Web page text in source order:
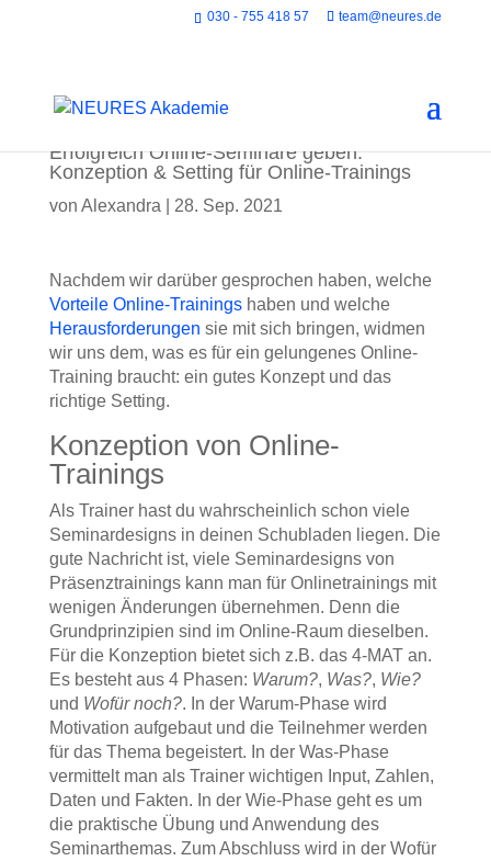
030 - 755 418 57 team@neures.de
Erfolgreich Online-Seminare geben:
Konzeption & Setting für Online-Trainings
von Alexandra 28. Sep. 2021
Nachdem wir darüber gesprochen haben, welche
Vorteile Online-Trainingshaben und welche
Herausforderungen sie mit sich bringen, widmen
wir uns dem, was es für ein gelungenes Online-
Training braucht: ein gutes Konzept und das
richtige Setting.
Konzeption von Online-
Trainings
Als Trainer hast du wahrscheinlich schon viele
Seminardesigns in deinen Schubladen liegen. Die
gute Nachricht ist, viele Seminardesigns von
Präsenztrainings kann man für Onlinetrainings mit
wenigen Änderungen übernehmen. Denn die
Grundprinzipien sind im Online-Raum dieselben.
Für die Konzeption bietet sich z.B. das 4-MAT an.
Es besteht aus 4 Phasen: Warum?, Was?, Wie?
und Wofür noch?. In der Warum-Phase wird
Motivation aufgebaut und die Teilnehmer werden
für das Thema begeistert. In der Was-Phase
vermittelt man als Trainer wichtigen Input, Zahlen,
Daten und Fakten. In der Wie-Phase geht es um
die praktische Übung und Anwendung des
Seminarthemas. Zum Abschluss wird in der Wofür